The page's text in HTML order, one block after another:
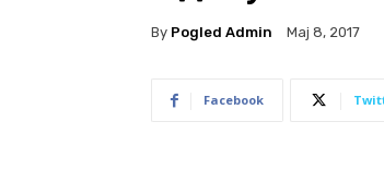
By Pogled Admin Мај 8, 2017
Facebook